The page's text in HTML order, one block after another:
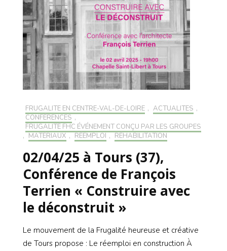
FRUGALITÉ EN CENTRE-VAL-DE-LOIRE , ACTUALITÉS ,
CONFÉRENCES ,
FRUGALITÉ FHC ÉVÉNEMENT CONÇU PAR LES GROUPES
, MATÉRIAUX , RÉEMPLOI , RÉHABILITATION
02/04/25 à Tours (37),
Conférence de François
Terrien « Construire avec
le déconstruit »
Le mouvement de la Frugalité heureuse et créative
de Tours propose : Le réemploi en construction À